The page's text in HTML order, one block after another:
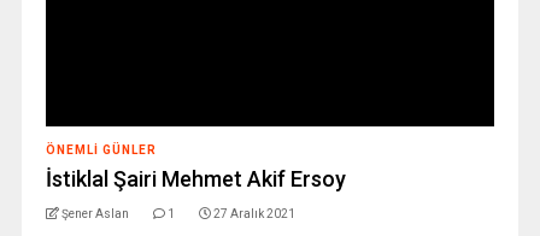
ÖNEMLI GÜNLER
İstiklal Şairi Mehmet Akif Ersoy
Şener Aslan 1 27 Aralık 2021